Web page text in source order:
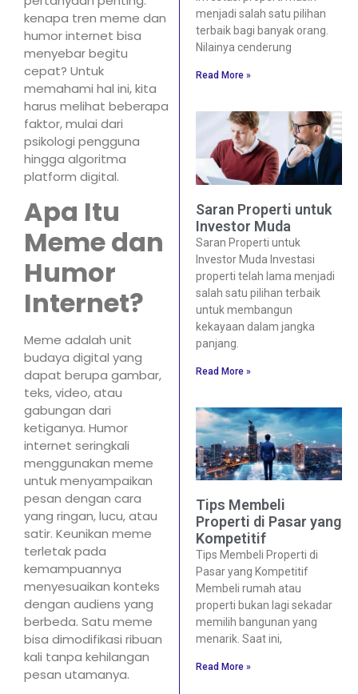
kenapa tren meme dan
humor internet bisa
menyebar begitu
cepat? Untuk
memahami hal ini, kita
harus melihat beberapa
faktor, mulai dari
psikologi pengguna
hingga algoritma
platform digital.
Apa Itu
Meme dan
Humor
Internet?
Meme adalah unit
budaya digital yang
dapat berupa gambar,
teks, video, atau
gabungan dari
ketiganya. Humor
internet seringkali
menggunakan meme
untuk menyampaikan
pesan dengan cara
yang ringan, lucu, atau
satir. Keunikan meme
terletak pada
kemampuannya
menyesuaikan konteks
dengan audiens yang
berbeda. Satu meme
bisa dimodifikasi ribuan
kali tanpa kehilangan
pesan utamanya.
menjadi salah satu pilihan
terbaik bagi banyak orang.
Nilainya cenderung
Read More »
Saran Properti untuk
Investor Muda
Saran Properti untuk
Investor Muda Investasi
properti telah lama menjadi
salah satu pilihan terbaik
untuk membangun
kekayaan dalam jangka
panjang.
Read More »
Tips Membeli
Properti di Pasar yang
Kompetitif
Tips Membeli Properti di
Pasar yang Kompetitif
Membeli rumah atau
properti bukan lagi sekadar
memilih bangunan yang
menarik. Saat ini,
Read More »